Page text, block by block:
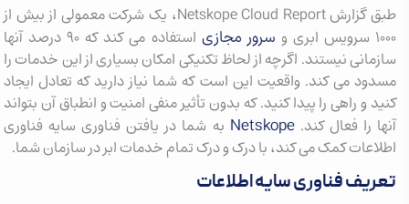
طبق گزارش Netskope Cloud Report، یک شرکت معمولی از بیش از
۱۰۰۰ سرویس ابری و
سرور مجازی
استفاده می کند که ۹۰ درصد آنها
سازمانی نیستند. اگرچه از لحاظ تکنیکی امکان بسیاری از این خدمات را
مسدود می کند. واقعیت این است که شما نیاز دارید که تعادل ایجاد
کنید و راهی را پیدا کنید. که بدون تأثیر منفی امنیت و انطباق آن بتواند
آنها را فعال کند. Netskopeبه شما در یافتن فناوری سایه فناوری
اطلاعات کمک می کند، با درک و درک تمام خدمات ابر در سازمان شما.
تعریف فناوری سایه اطلاعات